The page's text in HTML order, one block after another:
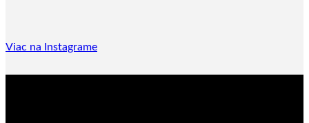
Viac na Instagrame